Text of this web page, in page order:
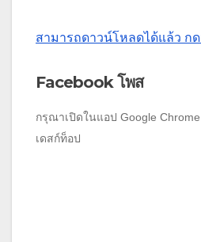
สามารถดาวน์โหลดได้แล้ว กด
Facebook โพส
กรุณาเปิดในแอป Google
เดสก์ท็อป